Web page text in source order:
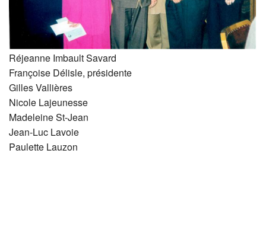
Réjeanne Imbault Savard
Françoise Délisle, présidente
Gilles Vallières
Nicole Lajeunesse
Madeleine St-Jean
Jean-Luc Lavoie
Paulette Lauzon